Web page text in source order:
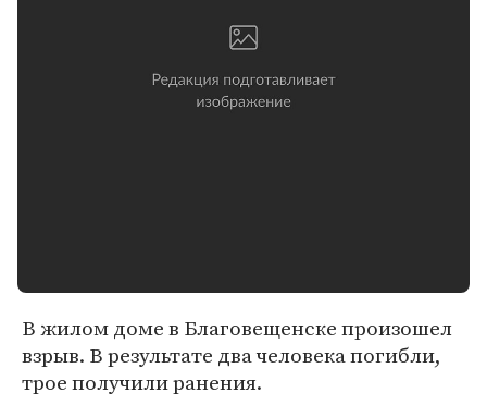
В жилом доме в Благовещенске произошел
взрыв. В результате два человека погибли,
трое получили ранения.